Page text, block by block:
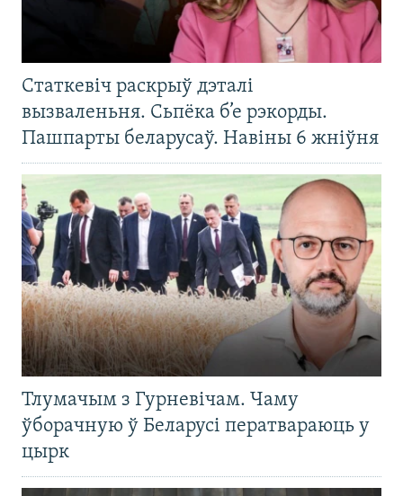
Статкевіч раскрыў дэталі
вызваленьня. Сьпёка б’е рэкорды.
Пашпарты беларусаў. Навіны 6 жніўня
Тлумачым з Гурневічам. Чаму
ўборачную ў Беларусі ператвараюць у
цырк